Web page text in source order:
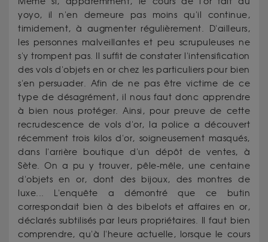
yoyo, il n'en demeure pas moins qu'il continue,
timidement, à augmenter régulièrement. D'ailleurs,
les personnes malveillantes et peu scrupuleuses ne
s'y trompent pas. Il suffit de constater l'intensification
des vols d'objets en or chez les particuliers pour bien
s'en persuader. Afin de ne pas être victime de ce
type de désagrément, il nous faut donc apprendre
à bien nous protéger. Ainsi, pour preuve de cette
recrudescence de vols d'or, la police a découvert
récemment trois kilos d'or, soigneusement masqués,
dans l'arrière boutique d'un dépôt de ventes, à
Sète. On a pu y trouver, pêle-mêle, une centaine
d'objets en or, dont des bijoux, des montres de
luxe... L'enquête a démontré que ce butin
correspondait bien à des bibelots et affaires en or,
déclarés subtilisés par leurs propriétaires. Il faut bien
comprendre, qu'à l'heure actuelle, lorsque le cours